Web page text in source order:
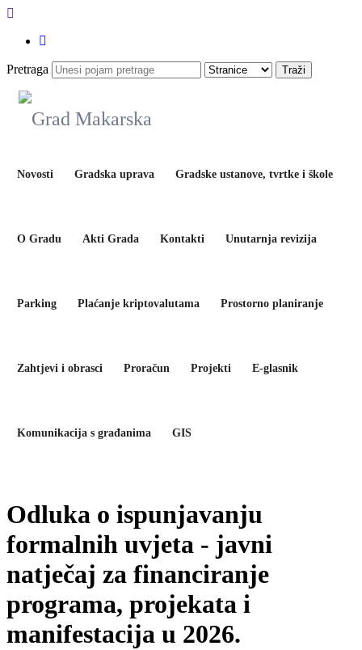
Pretraga
Novosti Gradska uprava Gradske ustanove, tvrtke i škole
O Gradu Akti Grada Kontakti Unutarnja revizija
Parking Plaćanje kriptovalutama Prostorno planiranje
Zahtjevi i obrasci Proračun Projekti E-glasnik
Komunikacija s građanima GIS
Odluka o ispunjavanju
formalnih uvjeta - javni
natječaj za financiranje
programa, projekata i
manifestacija u 2026.